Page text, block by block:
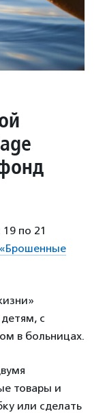
по 21
«Брошенные
с
в больницах.
товары и
или сделать